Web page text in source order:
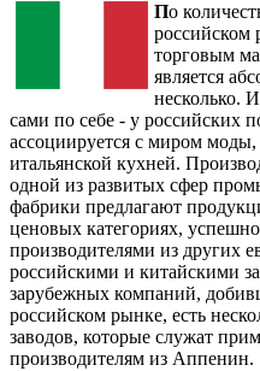
По
российском
торговым
является
несколько.
сами по себе - у российских
ассоциируется с миром
итальянской кухней.
одной из развитых сфер
фабрики предлагают
ценовых категориях,
производителями из других
российскими и китайскими
зарубежных компаний,
российском рынке, есть
заводов, которые служат
производителям из Аппенин.